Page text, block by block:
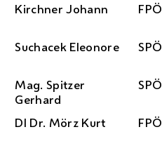
Kirchner Johann
FPÖ
Suchacek Eleonore
SPÖ
Mag. Spitzer
Gerhard
SPÖ
DI Dr. Mörz Kurt FPÖ